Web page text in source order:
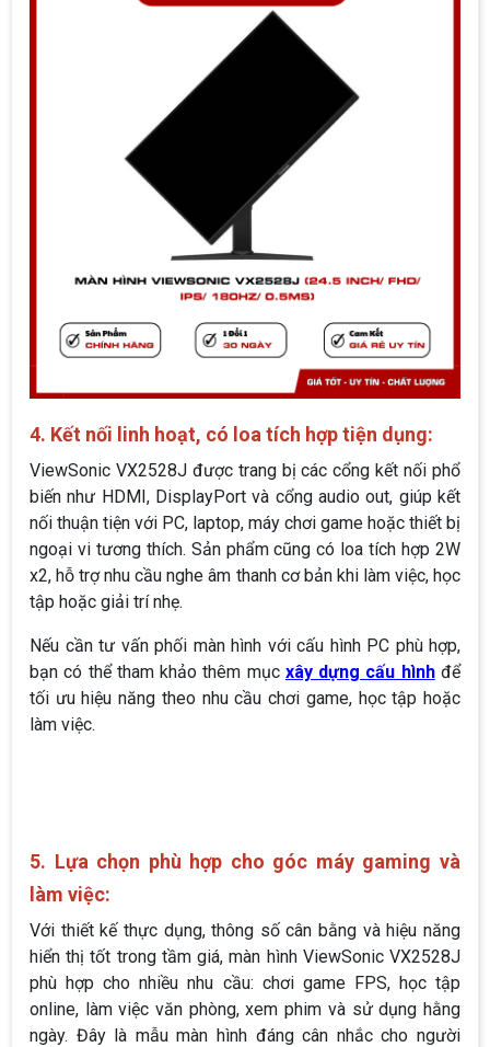
4. Kết nối linh hoạt, có loa tích hợp tiện dụng:
ViewSonic VX2528J được trang bị các cổng kết nối phổ
biến như HDMI, DisplayPort và cổng audio out, giúp kết
nối thuận tiện với PC, laptop, máy chơi game hoặc thiết bị
ngoại vi tương thích. Sản phẩm cũng có loa tích hợp 2W
x2, hỗ trợ nhu cầu nghe âm thanh cơ bản khi làm việc, học
tập hoặc giải trí nhẹ.
Nếu cần tư vấn phối màn hình với cấu hình PC phù hợp,
bạn có thể tham khảo thêm mục xây dựng cấu hìnhđể
tối ưu hiệu năng theo nhu cầu chơi game, học tập hoặc
làm việc.
5. Lựa chọn phù hợp cho góc máy gaming và
làm việc:
Với thiết kế thực dụng, thông số cân bằng và hiệu năng
hiển thị tốt trong tầm giá, màn hình ViewSonic VX2528J
phù hợp cho nhiều nhu cầu: chơi game FPS, học tập
online, làm việc văn phòng, xem phim và sử dụng hằng
ngày. Đây là mẫu màn hình đáng cân nhắc cho người